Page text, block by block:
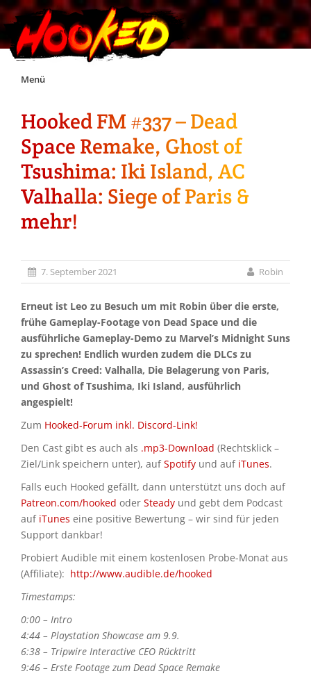
Skip
Menü
Unterstützt Hooked!
Exklusiv für Supporter*innen
Impressum
Discord
Hooked FM #337 – Dead
Space Remake, Ghost of
Tsushima: Iki Island, AC
Valhalla: Siege of Paris &
mehr!
7. September 2021 Robin
Erneut ist Leo zu Besuch um mit Robin über die erste,
frühe Gameplay-Footage von Dead Space und die
ausführliche Gameplay-Demo zu Marvel’s Midnight Suns
zu sprechen! Endlich wurden zudem die DLCs zu
Assassin’s Creed: Valhalla, Die Belagerung von Paris,
und Ghost of Tsushima, Iki Island, ausführlich
angespielt!
Zum Hooked-Forum inkl. Discord-Link!
Den Cast gibt es auch als .mp3-Download (Rechtsklick –
Ziel/Link speichern unter), aufSpotify und auf iTunes.
Falls euch Hooked gefällt, dann unterstützt uns doch auf
Patreon.com/hooked oder Steady und gebt dem Podcast
auf iTunes eine positive Bewertung – wir sind für jeden
Support dankbar!
Probiert Audible mit einem kostenlosen Probe-Monat aus
(Affiliate): http://www.audible.de/hooked
Timestamps:
0:00 – Intro
4:44 – Playstation Showcase am 9.9.
6:38 – Tripwire Interactive CEO Rücktritt
9:46 – Erste Footage zum Dead Space Remake